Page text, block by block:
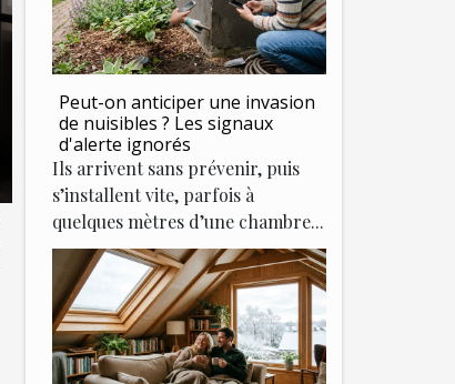
Peut-on anticiper une invasion
de nuisibles ? Les signaux
d'alerte ignorés
Ils arrivent sans prévenir, puis
s’installent vite, parfois à
quelques mètres d’une chambre...